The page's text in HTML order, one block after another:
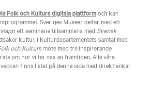
Folk och Kulturs digitala plattformoch kan
Sveriges Museer deltar med ett
, ett seminarie tillsammans med Svensk
kultur, i Kulturdepartementets samtal med
och Kulturs möte med tre inspirerande
om hur vi tar oss an framtiden. Alla våra
finns listat på denna sida med direktlänkar